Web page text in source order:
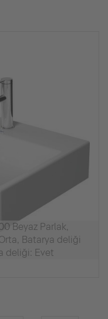
Beyaz Parlak,
Batarya deliği
deliği: Evet